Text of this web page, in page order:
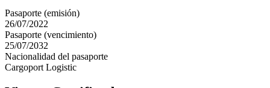
Pasaporte (emisión)
26/07/2022
Pasaporte (vencimiento)
25/07/2032
Nacionalidad del pasaporte
Cargoport Logistic